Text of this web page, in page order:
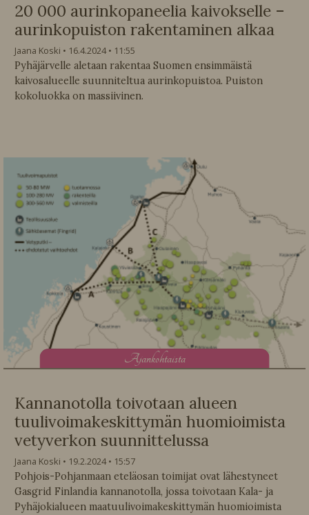
20 000 aurinkopaneelia kaivokselle –
aurinkopuiston rakentaminen alkaa
Jaana Koski 16.4.2024
11:55
Pyhäjärvelle aletaan rakentaa Suomen ensimmäistä
kaivosalueelle suunniteltua aurinkopuistoa. Puiston
kokoluokka on massiivinen.
Ajankohtaista
Kannanotolla toivotaan alueen
tuulivoimakeskittymän huomioimista
vetyverkon suunnittelussa
Jaana Koski 19.2.2024
15:57
Pohjois-Pohjanmaan eteläosan toimijat ovat lähestyneet
Gasgrid Finlandia kannanotolla, jossa toivotaan Kala- ja
Pyhäjokialueen maatuulivoimakeskittymän huomioimista